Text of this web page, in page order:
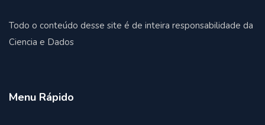
Todo o conteúdo desse site é de inteira responsabilidade da
Ciencia e Dados
Menu Rápido